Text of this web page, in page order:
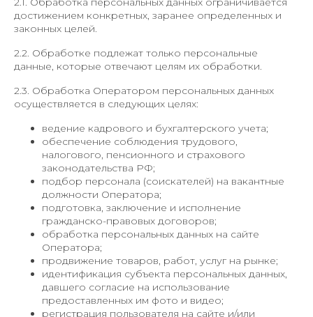
достижением конкретных, заранее определенных и
законных целей.
2.2. Обработке подлежат только персональные
данные, которые отвечают целям их обработки.
2.3. Обработка Оператором персональных данных
осуществляется в следующих целях:
ведение кадрового и бухгалтерского учета;
обеспечение соблюдения трудового,
налогового, пенсионного и страхового
законодательства РФ;
подбор персонала (соискателей) на вакантные
должности Оператора;
подготовка, заключение и исполнение
гражданско-правовых договоров;
обработка персональных данных на сайте
Оператора;
продвижение товаров, работ, услуг на рынке;
идентификация субъекта персональных данных,
давшего согласие на использование
предоставленных им фото и видео;
регистрация пользователя на сайте и/или